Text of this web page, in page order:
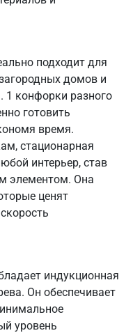
подходит для
домов и
1 конфорки разного
готовить
время.
стационарная
интерьер, став
элементом. Она
ценят
индукционная
Он обеспечивает
уровень